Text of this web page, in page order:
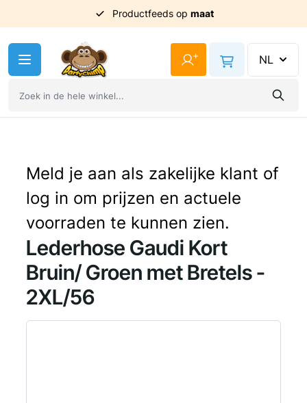
Productfeeds op maat
Uitvoorraadgeleverd
+ NL
Meld je aan als zakelijke klant of
log in om prijzen en actuele
voorraden te kunnen zien.
Lederhose Gaudi Kort
Bruin/ Groen met Bretels -
2XL/56